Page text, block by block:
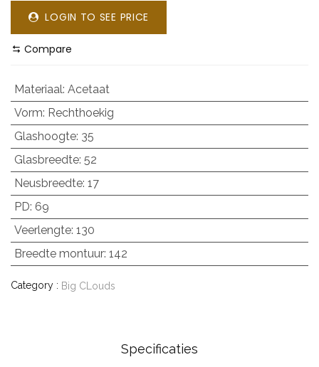
LOGIN TO SEE PRICE
Compare
Materiaal: Acetaat
Vorm: Rechthoekig
Glashoogte: 35
Glasbreedte: 52
Neusbreedte: 17
PD: 69
Veerlengte: 130
Breedte montuur: 142
Category : Big CLouds
Specificaties